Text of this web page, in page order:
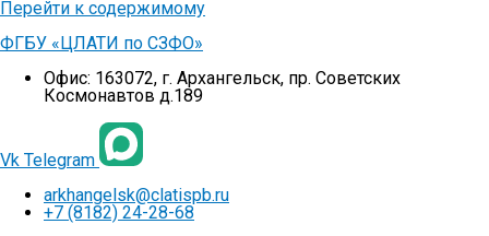
Перейти к содержимому
ФГБУ «ЦЛАТИ по СЗФО»
Офис: 163072, г. Архангельск, пр. Советских
Космонавтов д.189
Vk Telegram
arkhangelsk@clatispb.ru
+7 (8182) 24-28-68